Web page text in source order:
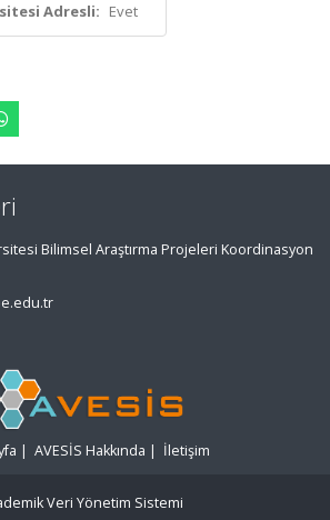
Adresli: Evet
Bilimsel Araştırma Projeleri Koordinasyon
| AVESİS Hakkında | İletişim
Veri Yönetim Sistemi